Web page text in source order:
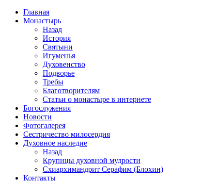
Перейти
содержимому
Главная
Монастырь
Назад
История
Святыни
Игуменья
Духовенство
Подворье
Требы
Благотворителям
Статьи о монастыре в интернете
Богослужения
Новости
Фотогалерея
Сестричество милосердия
Духовное наследие
Назад
Крупицы духовной мудрости
Схиархимандрит Серафим (Блохин)
Контакты